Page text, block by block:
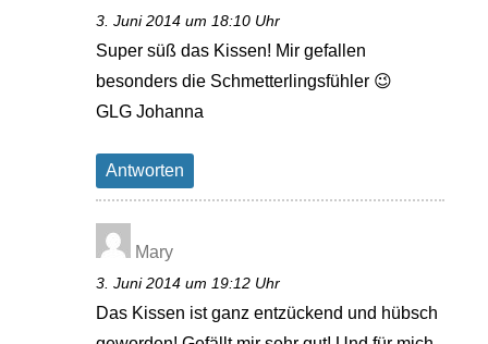
3. Juni 2014 um 18:10 Uhr
Super süß das Kissen! Mir gefallen
besonders die Schmetterlingsfühler 😉
GLG Johanna
Antworten
Mary
3. Juni 2014 um 19:12 Uhr
Das Kissen ist ganz entzückend und hübsch